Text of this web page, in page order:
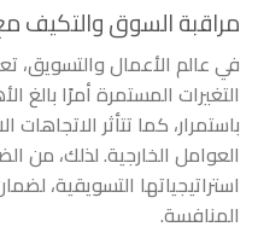
مراقبة السوق والتكيف
في عالم الأعمال والتسويق،
التغيرات المستمرة أمرًا بالغ
باستمرار، كما تتأثر
العوامل الخارجية. لذلك، من
استراتيجياتها التسويقية،
المنافسة.